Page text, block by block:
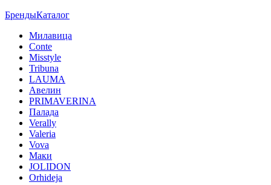
БрендыКаталог
Милавица
Conte
Misstyle
Tribuna
LAUMA
Авелин
PRIMAVERINA
Палада
Verally
Valeria
Vova
Маки
JOLIDON
Orhideja